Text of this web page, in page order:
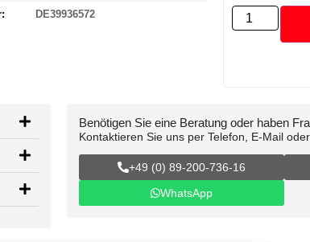
DE39936572
Benötigen Sie eine Beratung oder haben
Kontaktieren Sie uns per Telefon, E-Mail
+49 (0) 89-200-736-16
WhatsApp